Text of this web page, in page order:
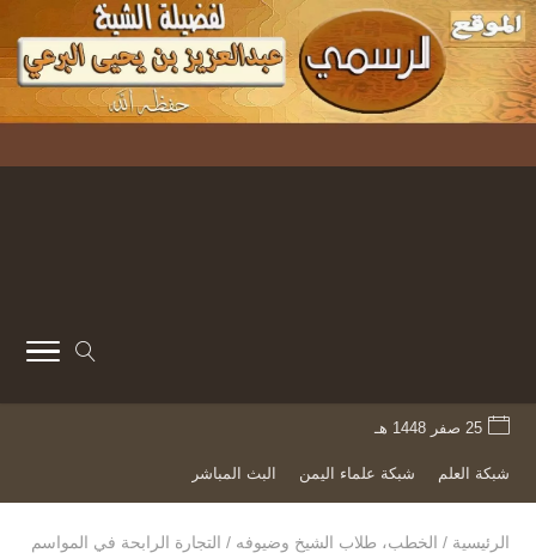
25 صفر 1448 هـ
شبكة العلم شبكة علماء اليمن البث المباشر
الرئيسية / الخطب، طلاب الشيخ وضيوفه / التجارة الرابحة في المواسم